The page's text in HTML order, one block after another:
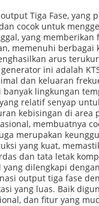
Tiga Fase,
cocok untuk
yang
memenuhi
arus
ini adalah
dan keluaran
lingkungan
relatif senyap
kebisingan di
membuatnya
merupakan
yang kuat,
dan tata letak
dilengkapi
output tiga fase
yang luas. Baik
dan fitur yang